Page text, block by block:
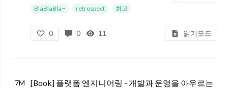
작년과 마찬가지로 올해는 개인적으로는 나태함의 극치를 달리는 한 해였다. 체력이 엄청나게 떨어졌냐 하면 그것도 아닌데, 집에 오면 술을 먹거나 OTT를 보면서 쉬는 게 좋았다. 예전에는 집에 와서도 하고 싶은 개인 작업이 너
BlaBlaBla~ retrospect 회고
0 0 11 읽기모드
7M
[Book] 플랫폼 엔지니어링 - 개발과 운영을 아우르는